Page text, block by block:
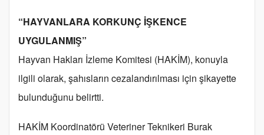
“HAYVANLARA KORKUNÇ İŞKENCE
UYGULANMIŞ”
Hayvan Hakları İzleme Komitesi (HAKİM), konuyla
ilgili olarak, şahısların cezalandırılması için şikayette
bulunduğunu belirtti.
HAKİM Koordinatörü Veteriner Teknikeri Burak